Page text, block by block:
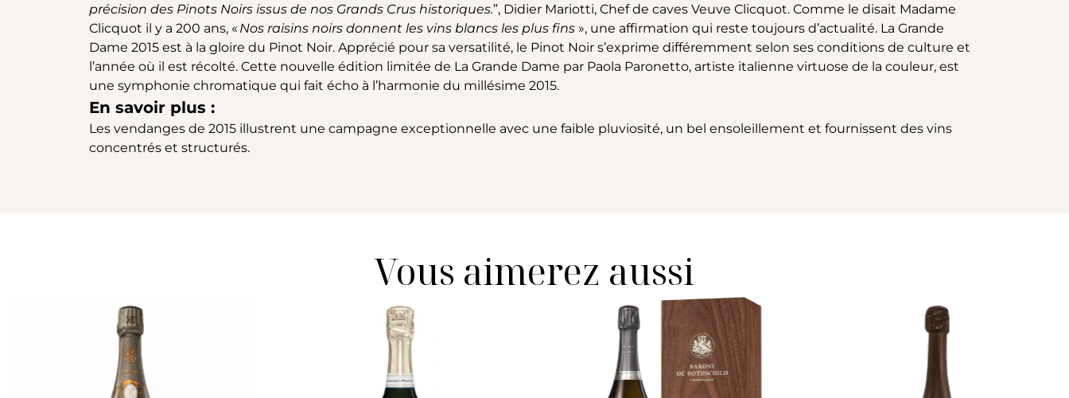
précision des Pinots Noirs issus de nos Grands Crus historiques.”, Didier Mariotti, Chef de caves Veuve Clicquot. Comme le disait Madame
Clicquot il y a 200 ans, « Nos raisins noirs donnent les vins blancs les plus fins », une affirmation qui reste toujours d’actualité. La Grande
Dame 2015 est à la gloire du Pinot Noir. Apprécié pour sa versatilité, le Pinot Noir s’exprime différemment selon ses conditions de culture et
l’année où il est récolté. Cette nouvelle édition limitée de La Grande Dame par Paola Paronetto, artiste italienne virtuose de la couleur, est
une symphonie chromatique qui fait écho à l’harmonie du millésime 2015.
En savoir plus :
Les vendanges de 2015 illustrent une campagne exceptionnelle avec une faible pluviosité, un bel ensoleillement et fournissent des vins
concentrés et structurés.
Vous aimerez aussi